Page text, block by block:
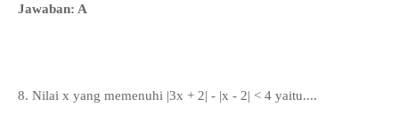
Jawaban: A
8. Nilai x yang memenuhi |3x + 2| - |x - 2| < 4 yaitu....